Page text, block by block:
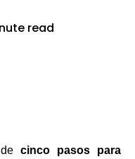
read
cinco pasos para